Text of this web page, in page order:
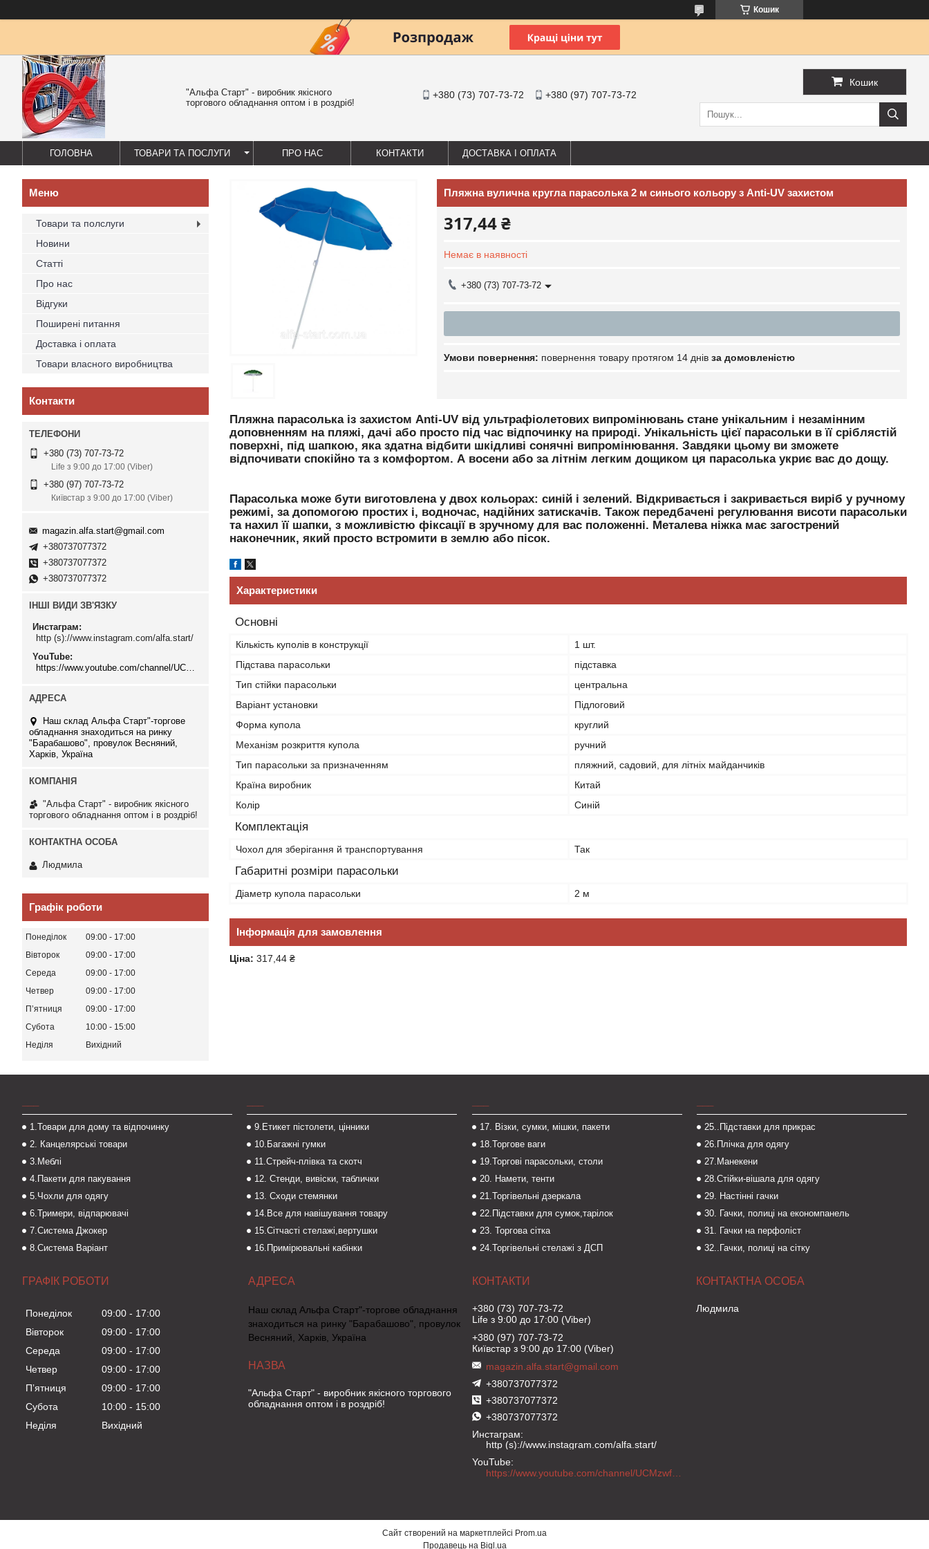
Кошик
"Альфа Старт" - виробник якісного
торгового обладнання оптом і в роздріб!
+380 (73) 707-73-72 +380 (97) 707-73-72
Кошик
ГОЛОВНА ТОВАРИ ТА ПОСЛУГИ ПРО НАС КОНТАКТИ ДОСТАВКА І ОПЛАТА
Пляжна вулична кругла парасолька 2 м синього кольору з Anti-UV захистом
317,44 ₴
Немає в наявності
+380 (73) 707-73-72
повернення товару протягом 14 днів за домовленістю
Пляжна парасолька із захистом Anti-UV від ультрафіолетових випромінювань стане унікальним і незамінним
доповненням на пляжі, дачі або просто під час відпочинку на природі. Унікальність цієї парасольки в її сріблястій
поверхні, під шапкою, яка здатна відбити шкідливі сонячні випромінювання. Завдяки цьому ви зможете
відпочивати спокійно та з комфортом. А восени або за літнім легким дощиком ця парасолька укриє вас до дощу.
Парасолька може бути виготовлена у двох кольорах: синій і зелений. Відкривається і закривається виріб у ручному
режимі, за допомогою простих і, водночас, надійних затискачів. Також передбачені регулювання висоти парасольки
та нахил її шапки, з можливістю фіксації в зручному для вас положенні. Металева ніжка має загострений
наконечник, який просто встромити в землю або пісок.
Характеристики
Основні
Кількість куполів в конструкції
1 шт.
Підстава парасольки
підставка
Тип стійки парасольки
центральна
Варіант установки
Підлоговий
Форма купола
круглий
Механізм розкриття купола
ручний
Тип парасольки за призначенням
пляжний, садовий, для літніх майданчиків
Країна виробник
Китай
Колір
Синій
Комплектація
Чохол для зберігання й транспортування Так
Габаритні розміри парасольки
Діаметр купола парасольки 2 м
Інформація для замовлення
Ціна: 317,44 ₴
Товари та полслуги
Новини
Статті
Про нас
Відгуки
Поширені питання
Доставка і оплата
Товари власного виробництва
Контакти
+380 (73) 707-73-72
Life з 9:00 до 17:00 (Viber)
+380 (97) 707-73-72
Київстар з 9:00 до 17:00 (Viber)
magazin.alfa.start@gmail.com
+380737077372
+380737077372
+380737077372
ІНШІ ВИДИ ЗВ'ЯЗКУ
Инстаграм
http (s)://www.instagram.com/alfa.start/
YouTube
Наш склад Альфа Старт"-торгове
обладнання знаходиться на ринку
"Барабашово", провулок Весняний,
Харків, Україна
"Альфа Старт" - виробник якісного
торгового обладнання оптом і в роздріб!
Людмила
Графік роботи
Понеділок 09:00
17:00
Вівторок
09:00
17:00
Середа
09:00
17:00
Четвер
09:00
17:00
Пʼятниця
09:00
17:00
Субота
10:00
15:00
Неділя
Вихідний
1.Товари для дому та відпочинку
2. Канцелярські товари
3.Меблі
4.Пакети для пакування
5.Чохли для одягу
6.Тримери, відпарювачі
7.Система Джокер
8.Система Варіант
9.Етикет пістолети, цінники
10.Багажні гумки
11.Стрейч-плівка та скотч
12. Стенди, вивіски, таблички
13. Сходи стемянки
14.Все для навішування товару
15.Сітчасті стелажі,вертушки
16.Примірювальні кабінки
17. Візки, сумки, мішки, пакети
18.Торгове ваги
19.Торгові парасольки, столи
20. Намети, тенти
21.Торгівельні дзеркала
22.Підставки для сумок,тарілок
23. Торгова сітка
24.Торгівельні стелажі з ДСП
25..Підставки для прикрас
26.Плічка для одягу
27.Манекени
28.Стійки-вішала для одягу
29. Настінні гачки
30. Гачки, полиці на економпанель
31. Гачки на перфоліст
32..Гачки, полиці на сітку
ГРАФІК РОБОТИ
Понеділок 09:00
17:00
Вівторок
09:00
17:00
Середа
09:00
17:00
Четвер
09:00
17:00
Пʼятниця
09:00
17:00
Субота
10:00
15:00
Неділя
Вихідний
Наш склад Альфа Старт"-торгове обладнання
знаходиться на ринку "Барабашово", провулок
Весняний, Харків, Україна
"Альфа Старт" - виробник якісного торгового
обладнання оптом і в роздріб!
+380 (73) 707-73-72
Life з 9:00 до 17:00 (Viber)
+380 (97) 707-73-72
Київстар з 9:00 до 17:00 (Viber)
magazin.alfa.start@gmail.com
+380737077372
+380737077372
+380737077372
Инстаграм
http (s)://www.instagram.com/alfa.start/
YouTube
https://www.youtube.com/channel/UCMzwfuPdxogFIKF_nELVFNw
Людмила
Сайт створений на маркетплейсі Prom.ua
Продавець на Bigl.ua